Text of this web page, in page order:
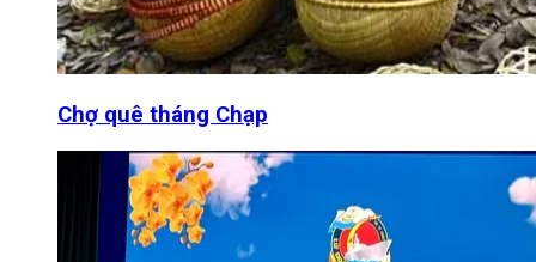
Chợ quê tháng Chạp